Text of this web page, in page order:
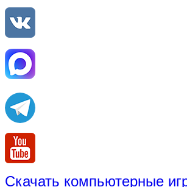
Скачать компьютерные